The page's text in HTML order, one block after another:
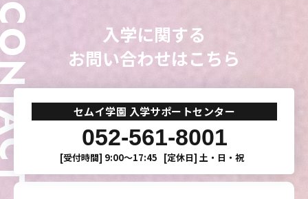
入学に関する
お問い合わせはこちら
セムイ学園 入学サポートセンター
052-561-8001
[受付時間] 9:00〜17:45 [定休日] 土・日・祝